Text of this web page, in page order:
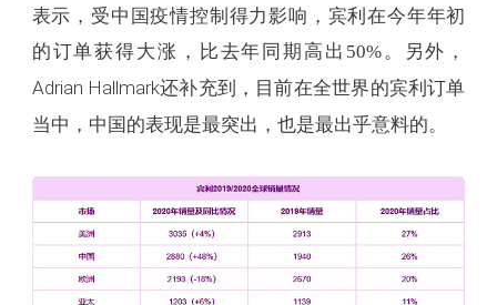
表示，受中国疫情控制得力影响，宾利在今年年初
的订单获得大涨，比去年同期高出50%。另外，
Adrian Hallmark还补充到，目前在全世界的宾利订单
当中，中国的表现是最突出，也是最出乎意料的。